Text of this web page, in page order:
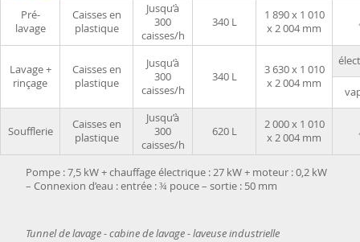
Pré-
lavage
Caisses en
plastique
Jusqu’à
300
caisses/h
340 L
1 890 x 1 010
x 2 004 mm
Lavage +
rinçage
Caisses en
plastique
Jusqu’à
300
caisses/h
340 L
3 630 x 1 010
x 2 004 mm
Soufflerie
Caisses en
plastique
Jusqu’à
300
caisses/h
620 L
2 000 x 1 010
x 2 004 mm
Pompe : 7,5 kW + chauffage électrique : 27 kW + moteur : 0,2 kW
– Connexion d’eau : entrée : ¾ pouce – sortie : 50 mm
Tunnel de lavage - cabine de lavage - laveuse industrielle